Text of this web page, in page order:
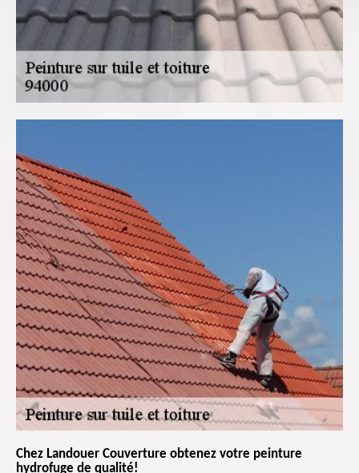
Chez Landouer Couverture obtenez votre peinture
hydrofuge de qualité!